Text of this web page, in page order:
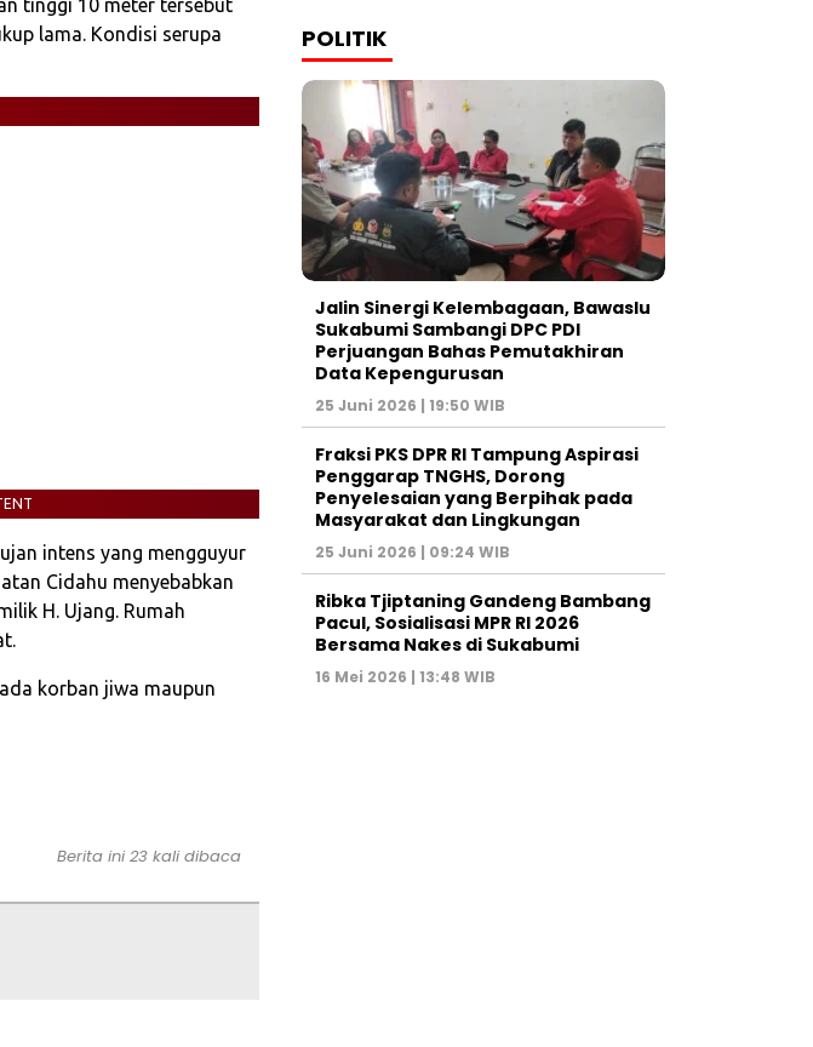
tinggi 10 meter tersebut
lama. Kondisi serupa
intens yang mengguyur
Cidahu menyebabkan
H. Ujang. Rumah
korban jiwa maupun
Berita ini 23 kali dibaca
POLITIK
Jalin Sinergi Kelembagaan, Bawaslu
Sukabumi Sambangi DPC PDI
Perjuangan Bahas Pemutakhiran
Data Kepengurusan
25 Juni 2026 | 19:50 WIB
‎Fraksi PKS DPR RI Tampung Aspirasi
Penggarap TNGHS, Dorong
Penyelesaian yang Berpihak pada
Masyarakat dan Lingkungan‎
25 Juni 2026 | 09:24 WIB
Ribka Tjiptaning Gandeng Bambang
Pacul, Sosialisasi MPR RI 2026
Bersama Nakes di Sukabumi
16 Mei 2026 | 13:48 WIB